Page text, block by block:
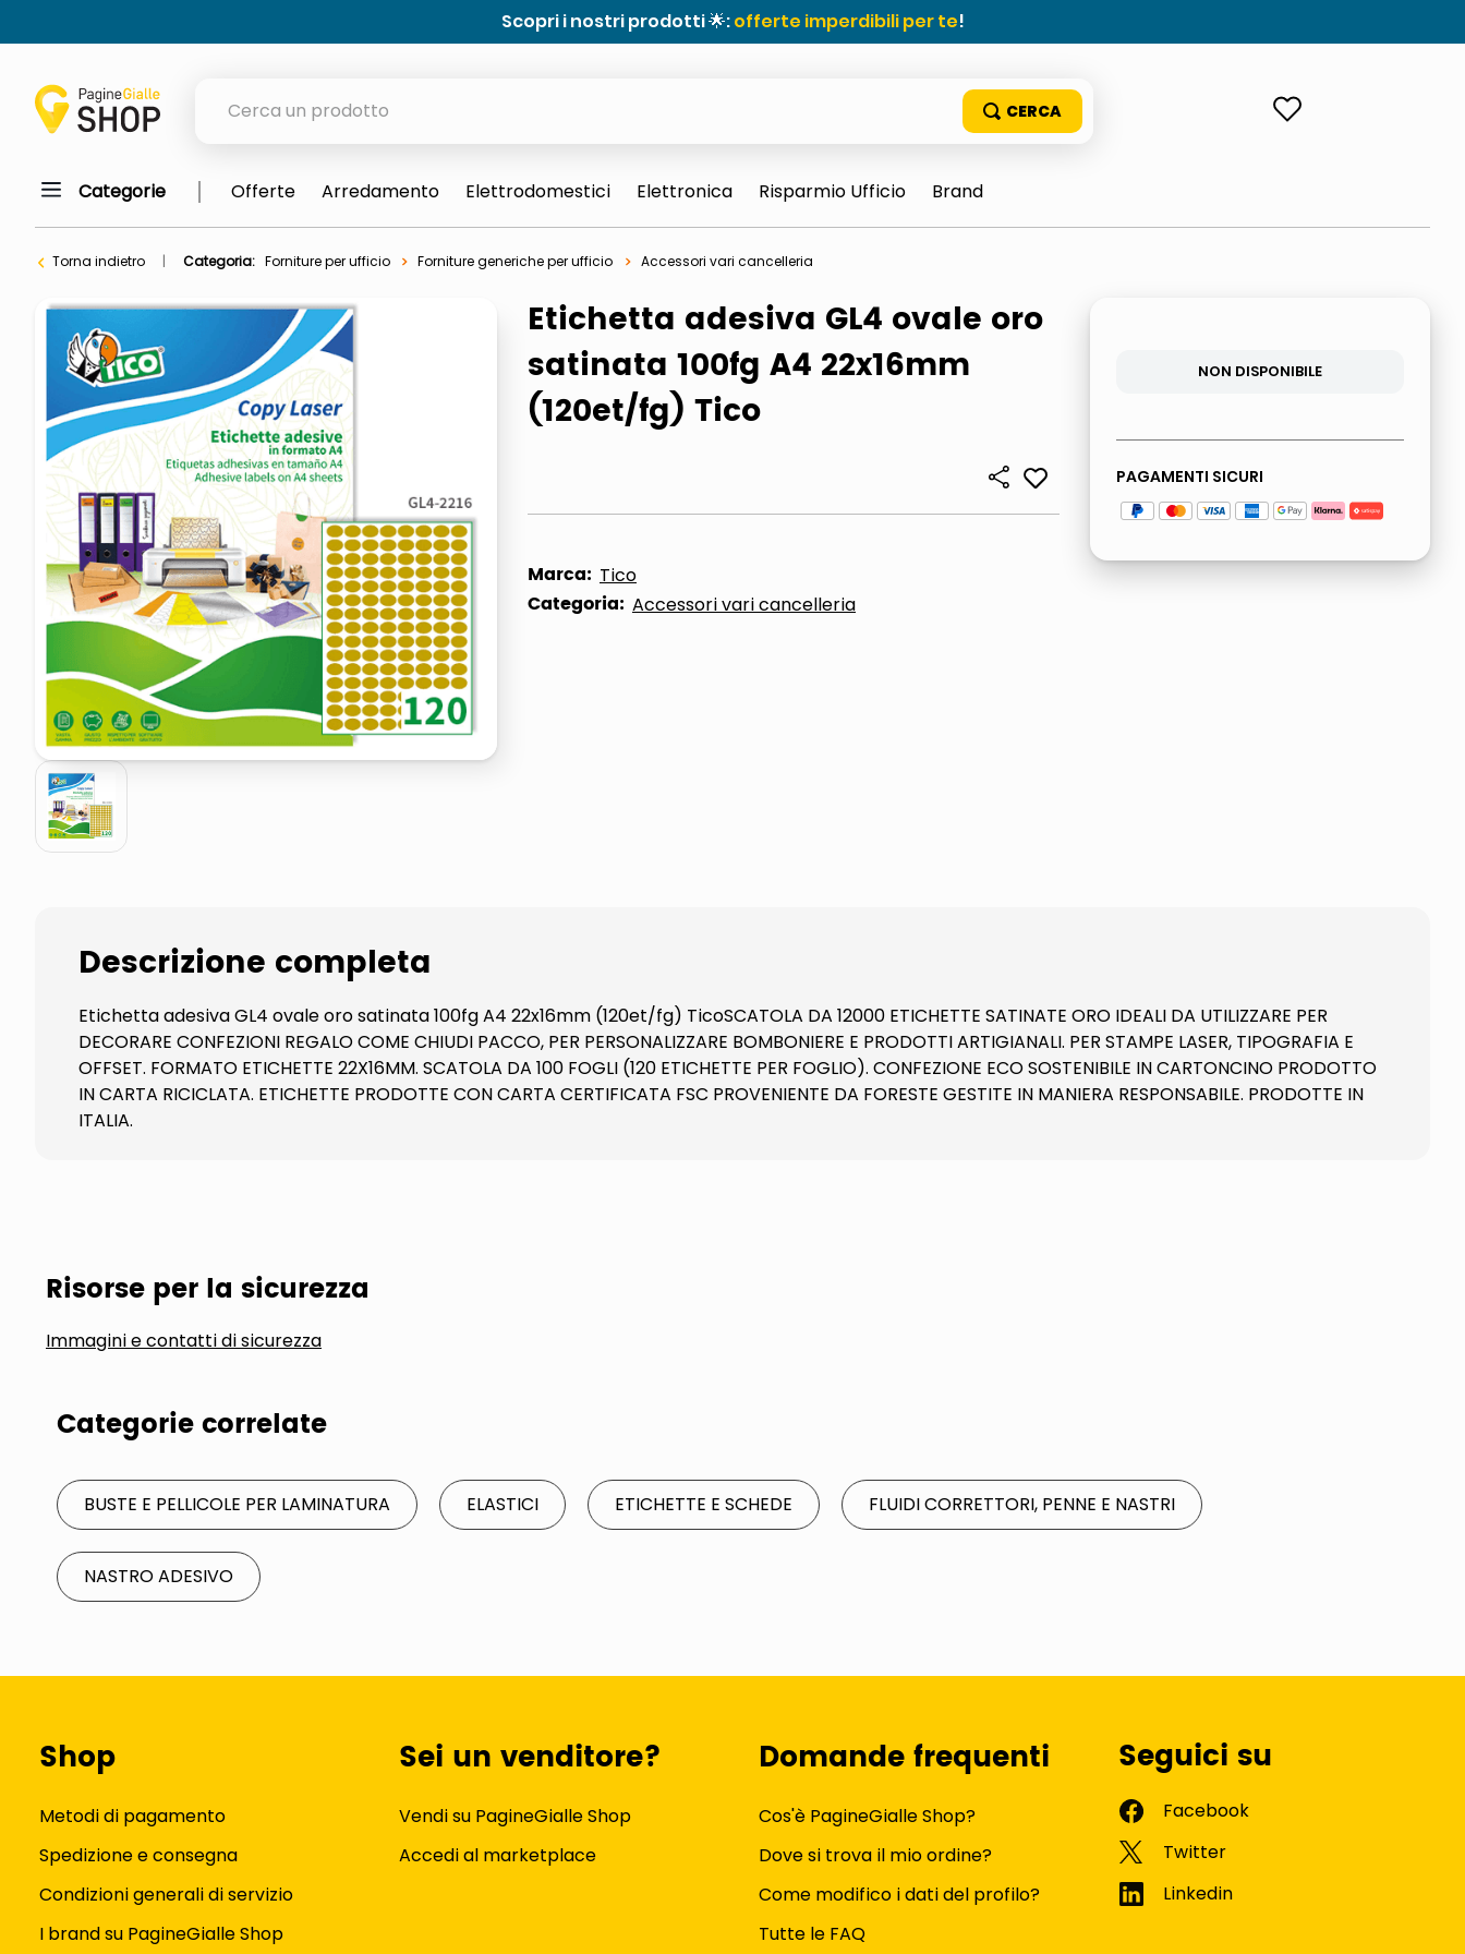
Scopri i nostri prodotti 🌟:offerte imperdibili per te!
meme
ombrelloni
lucidatrice pavimenti
astuccio oxford
italia independent occhiali sole 0703 thin rotondo sun
airpods
pattumiera raccolta differenziata
asciuga capelli spazzola
Categorie Offerte Arredamento Elettrodomestici Elettronica Risparmio Ufficio Brand
Torna indietro Categoria: Forniture per ufficio Forniture generiche per ufficio Accessori vari cancelleria
Etichetta adesiva GL4 ovale oro
satinata 100fg A4 22x16mm
(120et/fg) Tico
Marca: Tico
Categoria: Accessori vari cancelleria
NON DISPONIBILE
PAGAMENTI SICURI
Descrizione completa
Etichetta adesiva GL4 ovale oro satinata 100fg A4 22x16mm (120et/fg) TicoSCATOLA DA 12000 ETICHETTE SATINATE ORO IDEALI DA UTILIZZARE PER
DECORARE CONFEZIONI REGALO COME CHIUDI PACCO, PER PERSONALIZZARE BOMBONIERE E PRODOTTI ARTIGIANALI. PER STAMPE LASER, TIPOGRAFIA E
OFFSET. FORMATO ETICHETTE 22X16MM. SCATOLA DA 100 FOGLI (120 ETICHETTE PER FOGLIO). CONFEZIONE ECO SOSTENIBILE IN CARTONCINO PRODOTTO
IN CARTA RICICLATA. ETICHETTE PRODOTTE CON CARTA CERTIFICATA FSC PROVENIENTE DA FORESTE GESTITE IN MANIERA RESPONSABILE. PRODOTTE IN
ITALIA.
Risorse per la sicurezza
Immagini e contatti di sicurezza
Categorie correlate
BUSTE E PELLICOLE PER LAMINATURA ELASTICI ETICHETTE E SCHEDE FLUIDI CORRETTORI, PENNE E NASTRI
NASTRO ADESIVO
Shop
Metodi di pagamento
Spedizione e consegna
Condizioni generali di servizio
I brand su PagineGialle Shop
Sei un venditore?
Vendi su PagineGialle Shop
Accedi al marketplace
Domande frequenti
Cos'è PagineGialle Shop?
Dove si trova il mio ordine?
Come modifico i dati del profilo?
Tutte le FAQ
Seguici su